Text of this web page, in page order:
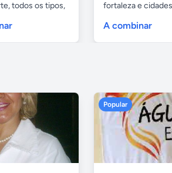
todos os tipos,
fortaleza e
A combinar
Popular